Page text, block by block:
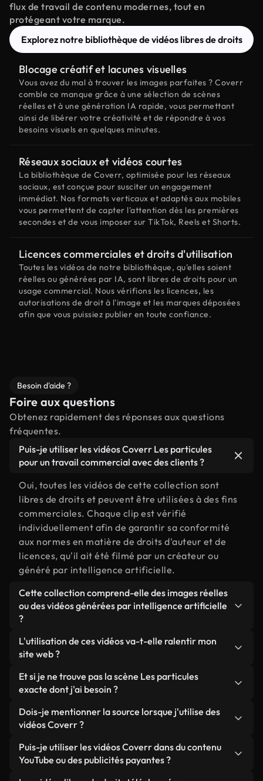
flux de travail de contenu modernes, tout en
protégeant votre marque.
Explorez notre bibliothèque de vidéos libres de droits
Blocage créatif et lacunes visuelles
Vous avez du mal à trouver les images parfaites ? Coverr
comble ce manque grâce à une sélection de scènes
réelles et à une génération IA rapide, vous permettant
ainsi de libérer votre créativité et de répondre à vos
besoins visuels en quelques minutes.
Réseaux sociaux et vidéos courtes
La bibliothèque de Coverr, optimisée pour les réseaux
sociaux, est conçue pour susciter un engagement
immédiat. Nos formats verticaux et adaptés aux mobiles
vous permettent de capter l'attention dès les premières
secondes et de vous imposer sur TikTok, Reels et Shorts.
Licences commerciales et droits d'utilisation
Toutes les vidéos de notre bibliothèque, qu'elles soient
réelles ou générées par IA, sont libres de droits pour un
usage commercial. Nous vérifions les licences, les
autorisations de droit à l'image et les marques déposées
afin que vous puissiez publier en toute confiance.
Besoin d'aide ?
Foire aux questions
Obtenez rapidement des réponses aux questions
fréquentes.
Puis-je utiliser les vidéos Coverr Les particules
pour un travail commercial avec des clients ?
Oui, toutes les vidéos de cette collection sont
libres de droits et peuvent être utilisées à des fins
commerciales. Chaque clip est vérifié
individuellement afin de garantir sa conformité
aux normes en matière de droits d'auteur et de
licences, qu'il ait été filmé par un créateur ou
généré par intelligence artificielle.
Cette collection comprend-elle des images réelles
ou des vidéos générées par intelligence artificielle
?
Les deux. Il s'agit d'une bibliothèque hybride
composée de véritables images filmées par des
vidéos générées par IA. Chaque vidéo est
clairement identifiée afin que vous sachiez
toujours ce que vous utilisez.
L'utilisation de ces vidéos va-t-elle ralentir mon
site web ?
Sauf si vous choisissez nos versions optimisées.
Nous proposons des formats légers, prêts pour le
ils conservent une qualité élevée tout en
minimisant les temps de chargement et en
améliorant des indicateurs comme le LCP.
Et si je ne trouve pas la scène Les particules
exacte dont j'ai besoin ?
Vous pouvez en créer une instantanément avec
Coverr AI Studio. Il vous suffit de décrire la scène,
et le Studio générera en quelques secondes une
vidéo personnalisée conforme à nos normes de
licence.
Dois-je mentionner la source lorsque j'utilise des
vidéos Coverr ?
Aucune attribution n'est requise. Toutes les vidéos
de notre bibliothèque sont libres de droits et
Puis-je utiliser les vidéos Coverr dans du contenu
YouTube ou des publicités payantes ?
Oui. Toutes les séquences vidéo de Coverr peuvent